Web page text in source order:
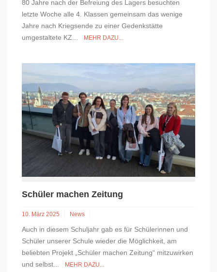
80 Jahre nach der Befreiung des Lagers besuchten
letzte Woche alle 4. Klassen gemeinsam das wenige
Jahre nach Kriegsende zu einer Gedenkstätte
umgestaltete KZ...
MEHR DAZU...
Schüler machen Zeitung
10. März 2025 News
Auch in diesem Schuljahr gab es für Schülerinnen und
Schüler unserer Schule wieder die Möglichkeit, am
beliebten Projekt „Schüler machen Zeitung“ mitzuwirken
und selbst...
MEHR DAZU...